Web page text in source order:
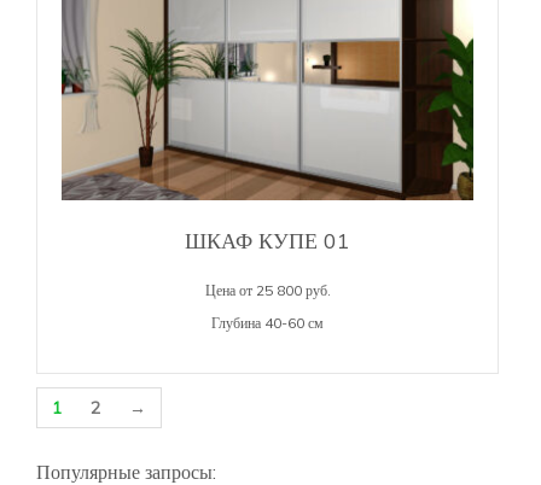
ШКАФ КУПЕ 01
Цена от 25 800 руб.
Глубина 40-60 см
1 2 →
Популярные запросы: